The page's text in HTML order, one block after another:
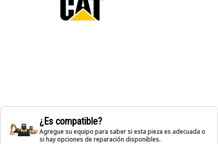
¿Es compatible?
Agregue su equipo para saber si esta pieza es adecuada o
si hay opciones de reparación disponibles.